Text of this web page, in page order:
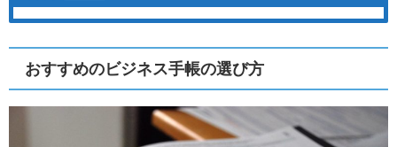
おすすめのビジネス手帳の選び方